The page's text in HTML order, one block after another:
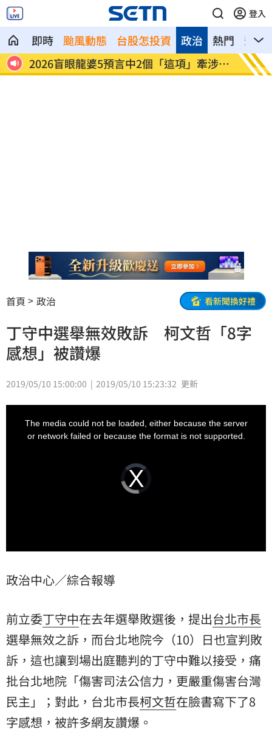
登入
即時 颱風動態 台股怎投資 熱門 影音
政治
台 陽台內褲沾精液！人妻調監視器驚覺是他 陪伴8
首頁 政治 看新聞換好禮
丁守中選舉無效敗訴 柯文哲「8字
感想」被讚爆
2019/05/10 15:00:00 2019/05/10 15:23:32 更新
Video
Player
is
loading.
The media could not be loaded, either because the server
or network failed or because the format is not supported.
政治中心／綜合報導
前立委丁守中在去年選舉敗選後，提出台北市長
選舉無效之訴，而台北地院今（10）日也宣判敗
訴，這也讓到場出庭聽判的丁守中難以接受，痛
批台北地院「傷害司法公信力，更嚴重傷害台灣
民主」；對此，台北市長柯文哲在臉書寫下了8
字感想，被許多網友讚爆。